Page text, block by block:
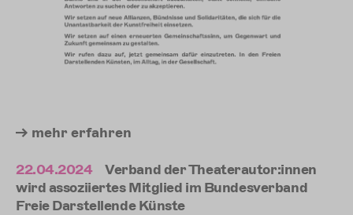
mehr erfahren
22.04.2024
Verband der Theaterautor:innen
wird assoziiertes Mitglied im Bundesverband
Freie Darstellende Künste